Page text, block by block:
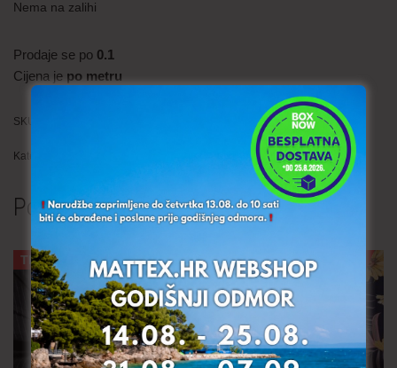
Nema na zalihi
Prodaje se po 0.1
Cijena je po metru
SKU:
Kategorija:
Povezani proizvodi
TRAJNO NISKA CIJENA! TRAJNO NISKA CIJENA!